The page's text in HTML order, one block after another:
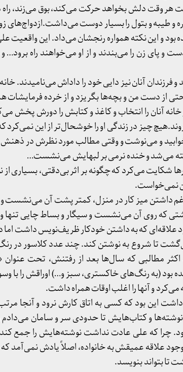
دلش بخواهد حرکت می‌کند، بوق می‌زند، راه
و طیبه و بتول را بسیار دوست می‌داشت.ازدواج‌های
و این نکته همواره رنجشان می‌داد. این واقعیت
پای زن را می‌بندند و از او می‌خواهند راه برود…
آنان نیز دایی خود را داداش می‌نامیدند.
از دست من و بچه‌ها بگریزد و از خرده
آنان را انتخاب و کاغذ و کتابش را دورش پخش
چیز در زندگی او را خوشحال‌تر از این نمی‌کرد
و می‌نوشت و وقتی مطالب مورد نظرش در
می‌شد و خنده نرمی بر لبهایش می‌نشست…
می‌کرد که چگونه بر اثر بی‌دقتی، بسیاری از
نمی‌خواست.
داشتن میز کار در منزل، کمتر پشت آن می‌نشست و
که روی آن می‌نشست و سیگار و بساط چایی
علاقه‌ای که به داشتن خودکار ظریف‌نویس داشت اما
تا شروع به نوشتن کند. چند عدد کلاسور در
مطالبی که سال‌ها بعد از رفتنش، تحت عنوان
بود (به رنگ‌های خاکستری، سبز و…) اوراقش را با
و آنها را اغلب اوقات همراه داشت.
این بود که کسی به اتاق کارش نرود و آنجا
و کتاب‌هایش تا حدودی سر و سامان می‌دادم
چرا که علی عادت نداشت نوشته‌هایش را جمع
علاقه عمیقش به خانواده، اصلاً یادش نمی‌آمد که
بتواند بنویسد.